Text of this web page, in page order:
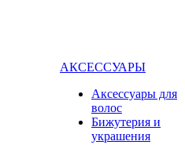
АКСЕССУАРЫ
Аксессуары для
волос
Бижутерия и
украшения